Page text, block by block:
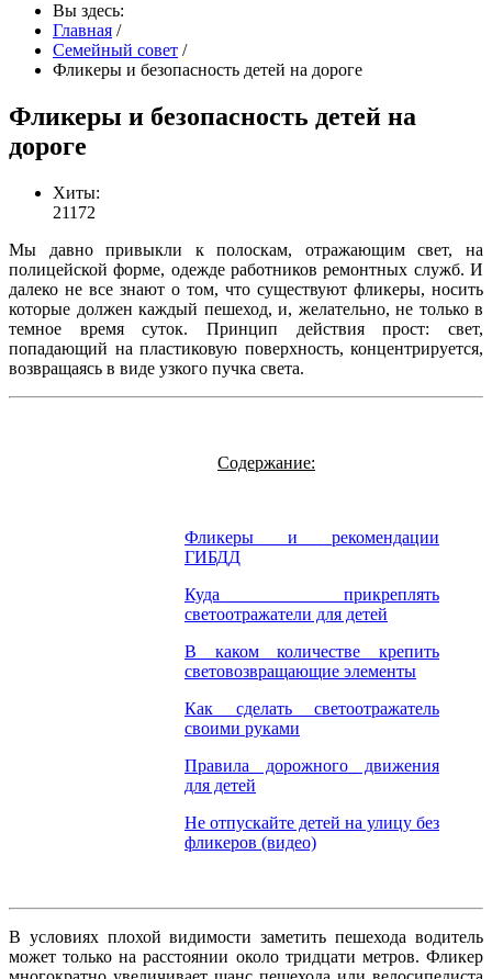
Вы здесь:
Главная /
Семейный совет /
Фликеры и безопасность детей на дороге
Фликеры и безопасность детей на
дороге
Хиты:
21172
Мы давно привыкли к полоскам, отражающим свет, на
полицейской форме, одежде работников ремонтных служб. И
далеко не все знают о том, что существуют фликеры, носить
которые должен каждый пешеход, и, желательно, не только в
темное время суток. Принцип действия прост: свет,
попадающий на пластиковую поверхность, концентрируется,
возвращаясь в виде узкого пучка света.
Содержание:
Фликеры и рекомендации
ГИБДД
Куда прикреплять
светоотражатели для детей
В каком количестве крепить
световозвращающие элементы
Как сделать светоотражатель
своими руками
Правила дорожного движения
для детей
Не отпускайте детей на улицу без
фликеров (видео)
В условиях плохой видимости заметить пешехода водитель
может только на расстоянии около тридцати метров. Фликер